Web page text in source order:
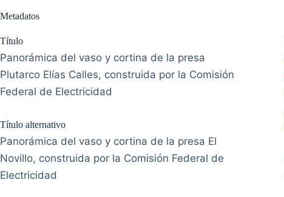
Metadatos
Título
Panorámica del vaso y cortina de la presa
Plutarco Elías Calles, construida por la Comisión
Federal de Electricidad
Título alternativo
Panorámica del vaso y cortina de la presa El
Novillo, construida por la Comisión Federal de
Electricidad